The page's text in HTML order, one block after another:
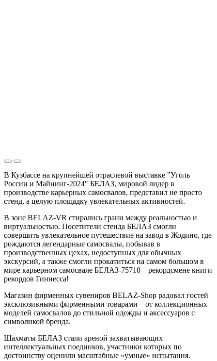
В Кузбассе на крупнейшей отраслевой выставке "Уголь
России и Майнинг-2024" БЕЛАЗ, мировой лидер в
производстве карьерных самосвалов, представил не просто
стенд, а целую площадку увлекательных активностей.
В зоне BELAZ-VR стирались грани между реальностью и
виртуальностью. Посетители стенда БЕЛАЗ смогли
совершить увлекательное путешествие на завод в Жодино, где
рождаются легендарные самосвалы, побывав в
производственных цехах, недоступных для обычных
экскурсий, а также смогли прокатиться на самом большом в
мире карьерном самосвале БЕЛАЗ-75710 – рекордсмене книги
рекордов Гиннесса!
Магазин фирменных сувениров BELAZ-Shop радовал гостей
эксклюзивными фирменными товарами – от коллекционных
моделей самосвалов до стильной одежды и аксессуаров с
символикой бренда.
Шахматы БЕЛАЗ стали ареной захватывающих
интеллектуальных поединков, участники которых по
достоинству оценили масштабные «умные» испытания.